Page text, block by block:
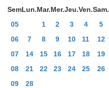
SemLun.Mar.Mer.Jeu.Ven.Sam.
05
1 2 3 4 5
06
7 8 9 10 11 12
07
14 15 16 17 18 19
08
21 22 23 24 25 26
09
28